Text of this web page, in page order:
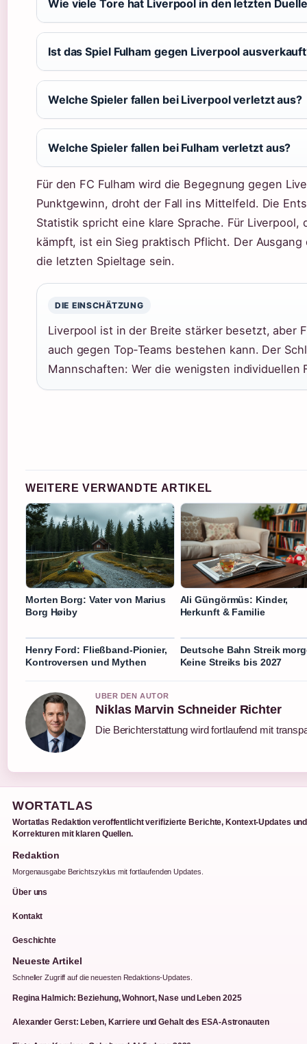
Wie viele Tore hat Liverpool in den letzten
Ist das Spiel Fulham gegen Liverpool
Welche Spieler fallen bei Liverpool verletzt aus?
Welche Spieler fallen bei Fulham verletzt aus?
Für den FC Fulham wird die Begegnung gegen
Punktgewinn, droht der Fall ins Mittelfeld. Die
Statistik spricht eine klare Sprache. Für Liverpool,
kämpft, ist ein Sieg praktisch Pflicht. Der
die letzten Spieltage sein.
DIE EINSCHÄTZUNG
Liverpool ist in der Breite stärker besetzt, aber
auch gegen Top‑Teams bestehen kann. Der
Mannschaften: Wer die wenigsten individuellen
WEITERE VERWANDTE ARTIKEL
Morten Borg: Vater von Marius
Borg Høiby
Ali Güngörmüs: Kinder,
Herkunft & Familie
Henry Ford: Fließband-Pionier,
Kontroversen und Mythen
Deutsche Bahn Streik
Keine Streiks bis 2027
UBER DEN AUTOR
Niklas Marvin Schneider Richter
Die Berichterstattung wird fortlaufend mit
WORTATLAS
Wortatlas Redaktion veroffentlicht verifizierte Berichte, Kontext-Updates und
Korrekturen mit klaren Quellen.
Redaktion
Morgenausgabe Berichtszyklus mit fortlaufenden Updates.
Über uns
Kontakt
Geschichte
Neueste Artikel
Schneller Zugriff auf die neuesten Redaktions-Updates.
Regina Halmich: Beziehung, Wohnort, Nase und Leben 2025
Alexander Gerst: Leben, Karriere und Gehalt des ESA-Astronauten